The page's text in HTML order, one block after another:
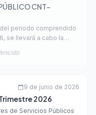
CNT-
periodo comprendido
se llevará a cabo la
2026.
calendar_today9 de junio de 2026
2026
de Servicios Públicos